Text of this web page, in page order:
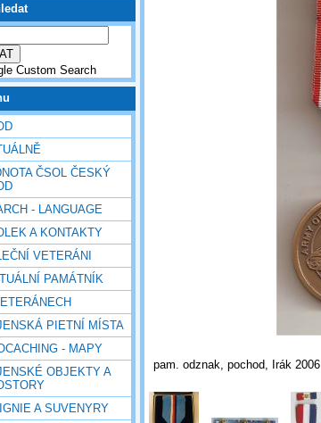
ČSOL ČESKÝ
- LANGUAGE
A KONTAKTY
VETERÁNI
PAMÁTNÍK
PIETNÍ MÍSTA
- MAPY
OBJEKTY A
A SUVENYRY
pam. odznak, pochod, Irák 2006